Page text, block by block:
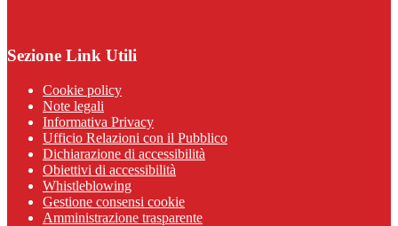
Sezione Link Utili
Cookie policy
Note legali
Informativa Privacy
Ufficio Relazioni con il Pubblico
Dichiarazione di accessibilità
Obiettivi di accessibilità
Whistleblowing
Gestione consensi cookie
Amministrazione trasparente